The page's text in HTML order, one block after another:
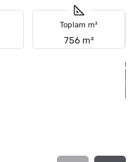
Toplam m²
756 m²